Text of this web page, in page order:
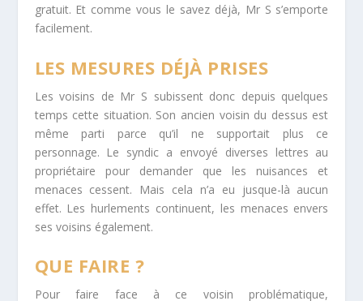
gratuit. Et comme vous le savez déjà, Mr S s’emporte
facilement.
LES MESURES DÉJÀ PRISES
Les voisins de Mr S subissent donc depuis quelques
temps cette situation. Son ancien voisin du dessus est
même parti parce qu’il ne supportait plus ce
personnage. Le syndic a envoyé diverses lettres au
propriétaire pour demander que les nuisances et
menaces cessent. Mais cela n’a eu jusque-là aucun
effet. Les hurlements continuent, les menaces envers
ses voisins également.
QUE FAIRE ?
Pour faire face à ce voisin problématique,